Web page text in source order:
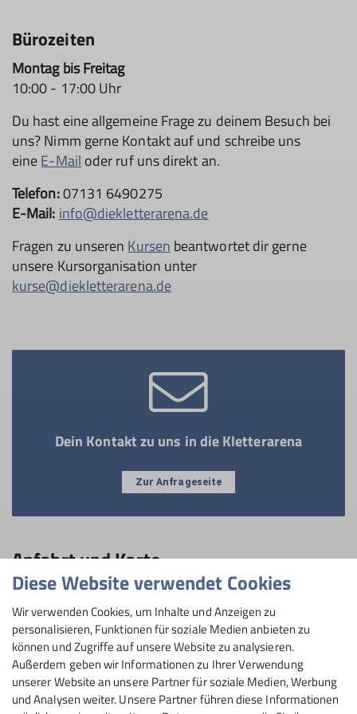
Bürozeiten
Montag bis Freitag
10:00 - 17:00 Uhr
Du hast eine allgemeine Frage zu deinem Besuch bei
uns? Nimm gerne Kontakt auf und schreibe uns
eineE-Mail oder ruf uns direkt an.
Telefon:07131 6490275
E-Mail: info@diekletterarena.de
Fragen zu unseren Kursen beantwortet dir gerne
unsere Kursorganisation unter
kurse@diekletterarena.de
Dein Kontakt zu uns in die Kletterarena
Zur Anfrageseite
Anfahrt und Karte
Bio
Am besten kommt ihr mit dem Rad!
Der Neckartal-Radweg bringt euch ganz entspannt zu
uns – einfach noch kurz über die Karl-Wüst-Brücke
Diese Website verwendet Cookies
Wir verwenden Cookies, um Inhalte und Anzeigen zu
personalisieren, Funktionen für soziale Medien anbieten zu
können und Zugriffe auf unsere Website zu analysieren.
Außerdem geben wir Informationen zu Ihrer Verwendung
unserer Website an unsere Partner für soziale Medien, Werbung
und Analysen weiter. Unsere Partner führen diese Informationen